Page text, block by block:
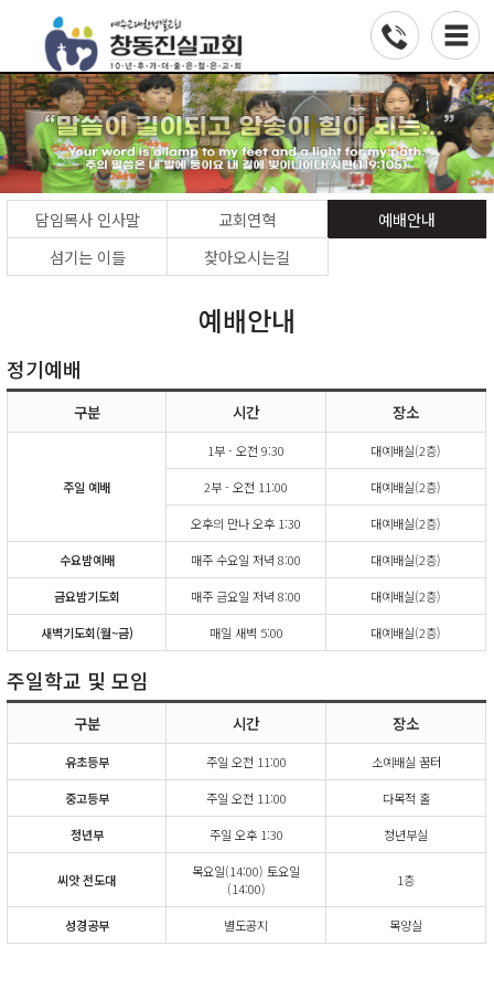
담임목사 인사말 교회연혁
예배안내
섬기는 이들
찾아오시는길
예배안내
정기예배
구분 시간 장소
주일 예배
1부 - 오전 9:30 대예배실(2층)
2부 - 오전 11:00 대예배실(2층)
오후의 만나 오후 1:30 대예배실(2층)
수요밤예배 매주 수요일 저녁 8:00 대예배실(2층)
금요밤기도회 매주 금요일 저녁 8:00 대예배실(2층)
새벽기도회(월~금) 매일 새벽 5:00 대예배실(2층)
주일학교 및 모임
구분 시간 장소
유초등부 주일 오전 11:00 소예배실 꿈터
중고등부 주일 오전 11:00 다목적 홀
청년부 주일 오후 1:30 청년부실
씨앗 전도대
목요일(14:00) 토요일
(14:00)
1층
성경공부 별도공지 목양실